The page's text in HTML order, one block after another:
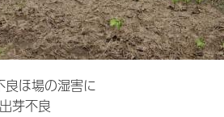
ほ場の湿害に
芽不良